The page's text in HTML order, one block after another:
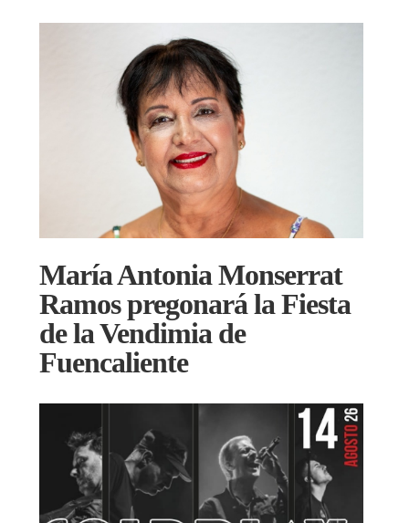
María Antonia Monserrat
Ramos pregonará la Fiesta
de la Vendimia de
Fuencaliente